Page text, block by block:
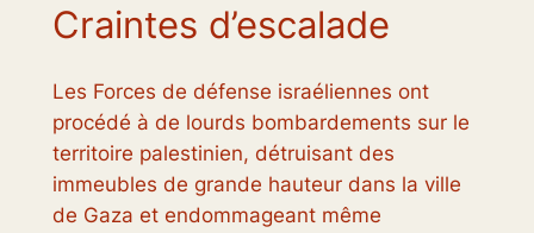
Craintes d’escalade
Les Forces de défense israéliennes ont
procédé à de lourds bombardements sur le
territoire palestinien, détruisant des
immeubles de grande hauteur dans la ville
de Gaza et endommageant même